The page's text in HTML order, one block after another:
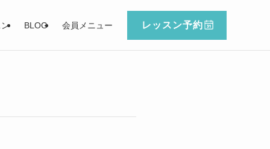
BLOG 会員メニュー レッスン予約